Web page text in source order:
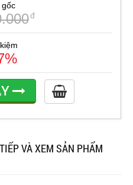
gốc
đ
VÀ XEM SẢN PHẨM